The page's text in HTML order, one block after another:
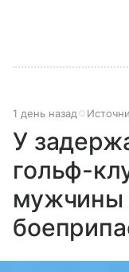
1 день назад
У
гольф-
мужчины